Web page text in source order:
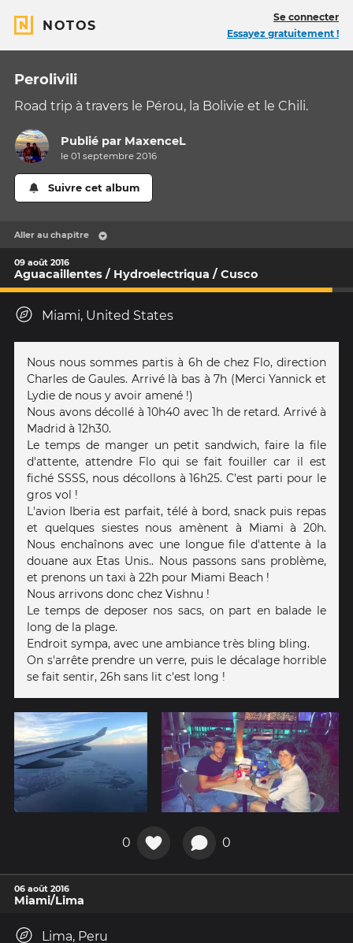
NOTOS
Se connecter
Essayez gratuitement !
Perolivili
Road trip à travers le Pérou, la Bolivie et le Chili.
Publié par MaxenceL
le 01 septembre 2016
Suivre cet album
Aller au chapitre
09 août 2016
Aguacaillentes / Hydroelectriqua / Cusco
Miami, United States
Nous nous sommes partis à 6h de chez Flo, direction
Charles de Gaules. Arrivé là bas à 7h (Merci Yannick et
Lydie de nous y avoir amené !)
Nous avons décollé à 10h40 avec 1h de retard. Arrivé à
Madrid à 12h30.
Le temps de manger un petit sandwich, faire la file
d'attente, attendre Flo qui se fait fouiller car il est
fiché SSSS, nous décollons à 16h25. C'est parti pour le
gros vol !
L'avion Iberia est parfait, télé à bord, snack puis repas
et quelques siestes nous amènent à Miami à 20h.
Nous enchaînons avec une longue file d'attente à la
douane aux Etas Unis.. Nous passons sans problème,
et prenons un taxi à 22h pour Miami Beach !
Nous arrivons donc chez Vishnu !
Le temps de deposer nos sacs, on part en balade le
long de la plage.
Endroit sympa, avec une ambiance très bling bling.
On s'arrête prendre un verre, puis le décalage horrible
se fait sentir, 26h sans lit c'est long !
0 0
06 août 2016
Miami/Lima
Lima, Peru